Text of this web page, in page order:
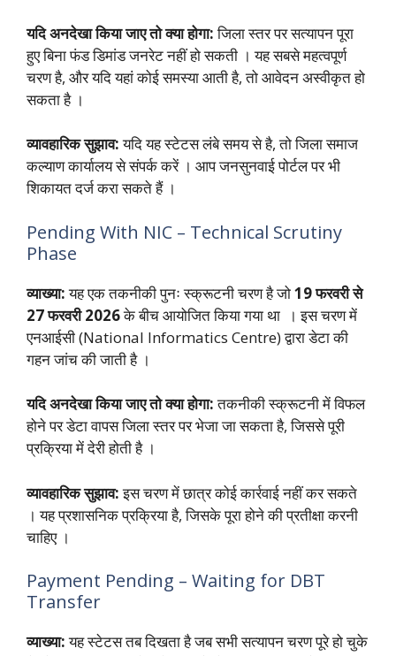
यदि अनदेखा किया जाए तो क्या होगा:जिला स्तर पर सत्यापन पूरा
हुए बिना फंड डिमांड जनरेट नहीं हो सकती । यह सबसे महत्वपूर्ण
चरण है, और यदि यहां कोई समस्या आती है, तो आवेदन अस्वीकृत हो
सकता है ।
व्यावहारिक सुझाव:यदि यह स्टेटस लंबे समय से है, तो जिला समाज
कल्याण कार्यालय से संपर्क करें । आप जनसुनवाई पोर्टल पर भी
शिकायत दर्ज करा सकते हैं ।
Pending With NIC – Technical Scrutiny
Phase
व्याख्या:यह एक तकनीकी पुनः स्क्रूटनी चरण है जो19 फरवरी से
27 फरवरी 2026के बीच आयोजित किया गया था । इस चरण में
एनआईसी (National Informatics Centre) द्वारा डेटा की
गहन जांच की जाती है ।
यदि अनदेखा किया जाए तो क्या होगा:तकनीकी स्क्रूटनी में विफल
होने पर डेटा वापस जिला स्तर पर भेजा जा सकता है, जिससे पूरी
प्रक्रिया में देरी होती है ।
व्यावहारिक सुझाव:इस चरण में छात्र कोई कार्रवाई नहीं कर सकते
। यह प्रशासनिक प्रक्रिया है, जिसके पूरा होने की प्रतीक्षा करनी
चाहिए ।
Payment Pending – Waiting for DBT
Transfer
व्याख्या:यह स्टेटस तब दिखता है जब सभी सत्यापन चरण पूरे हो चुके